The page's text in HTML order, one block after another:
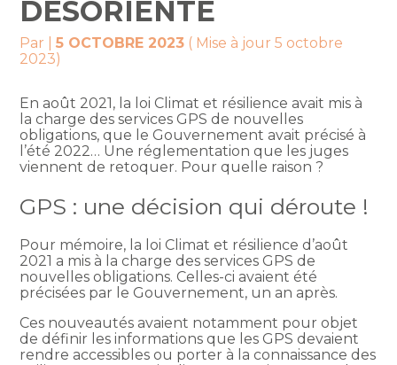
DÉSORIENTÉ
Par |5 OCTOBRE 2023 ( Mise à jour 5 octobre
2023)
En août 2021, la loi Climat et résilience avait mis à
la charge des services GPS de nouvelles
obligations, que le Gouvernement avait précisé à
l’été 2022… Une réglementation que les juges
viennent de retoquer. Pour quelle raison ?
GPS : une décision qui déroute !
Pour mémoire, la loi Climat et résilience d’août
2021 a mis à la charge des services GPS de
nouvelles obligations. Celles-ci avaient été
précisées par le Gouvernement, un an après.
Ces nouveautés avaient notamment pour objet
de définir les informations que les GPS devaient
rendre accessibles ou porter à la connaissance des